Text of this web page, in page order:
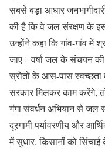
सबसे बड़ा आधार
की है कि वे जल संरक्षण के इस
उन्होंने कहा कि गांव-गांव
जाए। वर्षा जल के संचयन
स्रोतों के आस-पास स्वच्छता
सरकार मिलकर काम करेंगे,
गंगा संवर्धन अभियान से जल
दूरगामी पर्यावरणीय और
में सुधार, किसानों को